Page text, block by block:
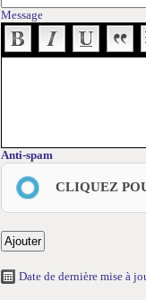
Message
Anti-spam
CLIQUEZ
Date de dernière mise à